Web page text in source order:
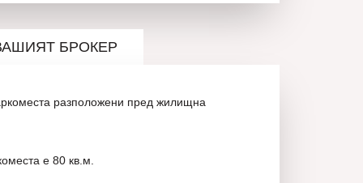
БРОКЕР
разположени пред жилищна
е 80 кв.м.